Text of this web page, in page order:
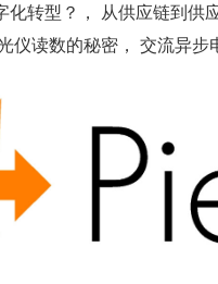
化转型？， 从供应链到供
仪读数的秘密， 交流异步